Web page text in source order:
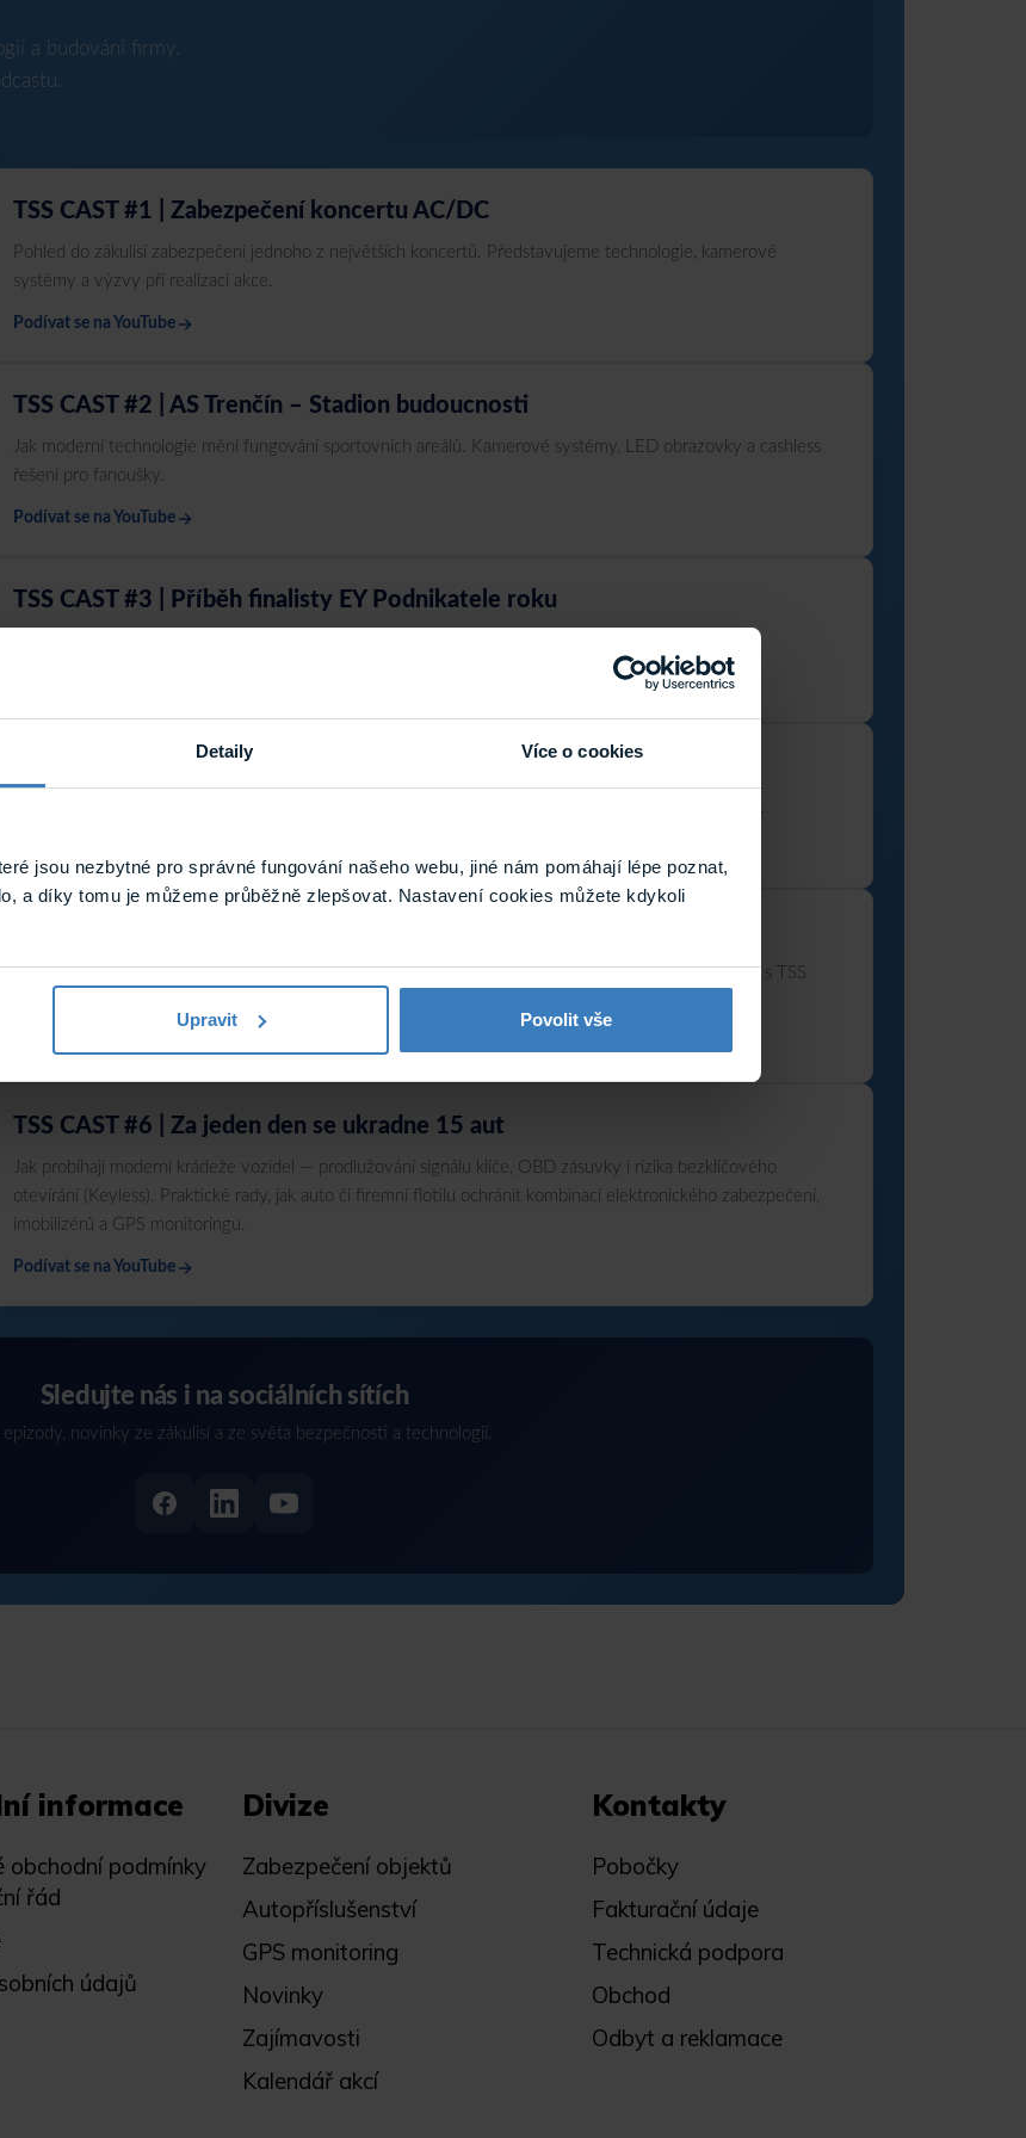
Detaily Více o cookies
jsou nezbytné pro správné fungování našeho webu, jiné nám pomáhají lépe poznat,
a díky tomu je můžeme průběžně zlepšovat. Nastavení cookies můžete kdykoli
Upravit Povolit vše
a budování firmy.
TSS CAST #1 | Zabezpečení koncertu AC/DC
Pohled do zákulisí zabezpečení jednoho z největších koncertů. Představujeme technologie, kamerové
systémy a výzvy při realizaci akce.
Podívat se na YouTube
TSS CAST #2 | AS Trenčín – Stadion budoucnosti
Jak moderní technologie mění fungování sportovních areálů. Kamerové systémy, LED obrazovky a cashless
řešení pro fanoušky.
Podívat se na YouTube
TSS CAST #3 | Příběh finalisty EY Podnikatele roku
TSS CAST #4 | Karlova univerzita
Co jsme se naučili o bezpečnosti po tragédii v Praze. Krizové řízení a bezpečnost veřejných prostor.
Rozhovor se SKVZA o monitorování autoškol, bezpečnosti a moderních technologiích ve spolupráci s TSS
TSS CAST #6 | Za jeden den se ukradne 15 aut
Jak probíhají moderní krádeže vozidel — prodlužování signálu klíče, OBD zásuvky i rizika bezklíčového
otevírání (Keyless). Praktické rady, jak auto či firemní flotilu ochránit kombinací elektronického zabezpečení,
imobilizérů a GPS monitoringu.
Podívat se na YouTube
Sledujte nás i na sociálních sítích
novinky ze zákulisí a ze světa bezpečnosti a technologií.
informace
obchodní podmínky
řád
údajů
Divize
Zabezpečení objektů
Autopříslušenství
GPS monitoring
Novinky
Zajímavosti
Kalendář akcí
Kontakty
Pobočky
Fakturační údaje
Technická podpora
Obchod
Odbyt a reklamace